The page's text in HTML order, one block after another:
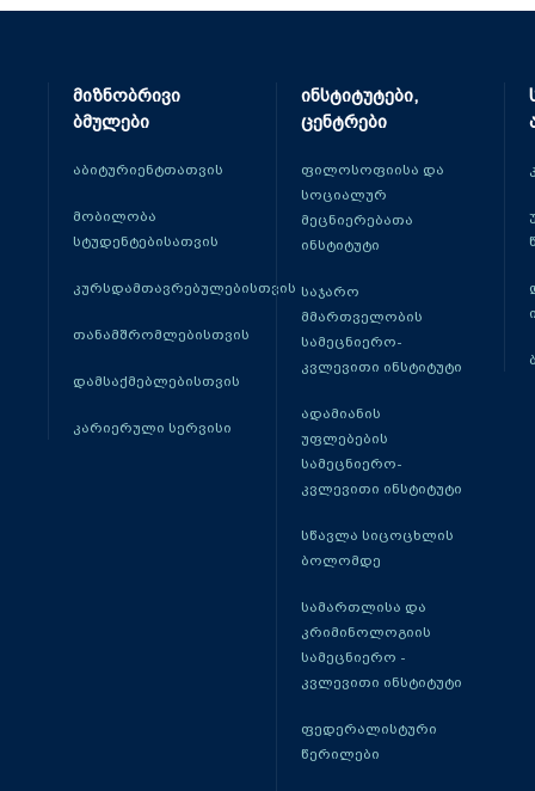
მიზნობრივი
ბმულები
აბიტურიენტთათვის
მობილობა
სტუდენტებისათვის
კურსდამთავრებულებისთვის
თანამშრომლებისთვის
დამსაქმებლებისთვის
კარიერული სერვისი
ინსტიტუტები,
ცენტრები
ფილოსოფიისა და
სოციალურ
მეცნიერებათა
ინსტიტუტი
საჯარო
მმართველობის
სამეცნიერო-
კვლევითი ინსტიტუტი
ადამიანის
უფლებების
სამეცნიერო-
კვლევითი ინსტიტუტი
სწავლა სიცოცხლის
ბოლომდე
სამართლისა და
კრიმინოლოგიის
სამეცნიერო -
კვლევითი ინსტიტუტი
ფედერალისტური
წერილები